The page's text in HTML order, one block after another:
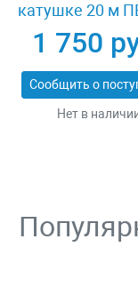
катушке 20 м
1кв мм 4 гнезда
55082-20
1 750
Нет в